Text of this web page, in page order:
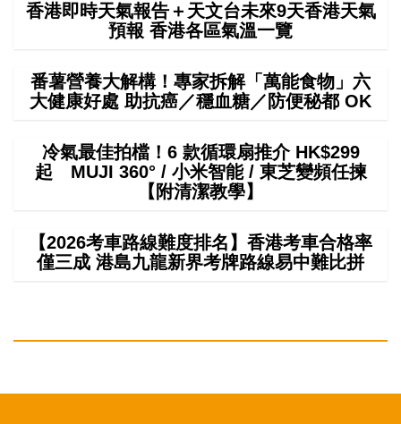
香港即時天氣報告＋天文台未來9天香港天氣
預報 香港各區氣溫一覽
番薯營養大解構！專家拆解「萬能食物」六
大健康好處 助抗癌／穩血糖／防便秘都 OK
冷氣最佳拍檔！6 款循環扇推介 HK$299
起 MUJI 360° / 小米智能 / 東芝變頻任揀
【附清潔教學】
【2026考車路線難度排名】香港考車合格率
僅三成 港島九龍新界考牌路線易中難比拼